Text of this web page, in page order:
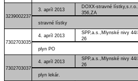
3239002237
3. apríl 2013
DOXX-stravné
356,ZA
stravné lístky
7302703035
4. apríl 2013
SPP,a.s.,Mlynské nivy 44/
26
plyn PO
7302703037
4. apríl 2013
SPP,a.s.,Mlynské nivy 44/
26
plyn lekár.